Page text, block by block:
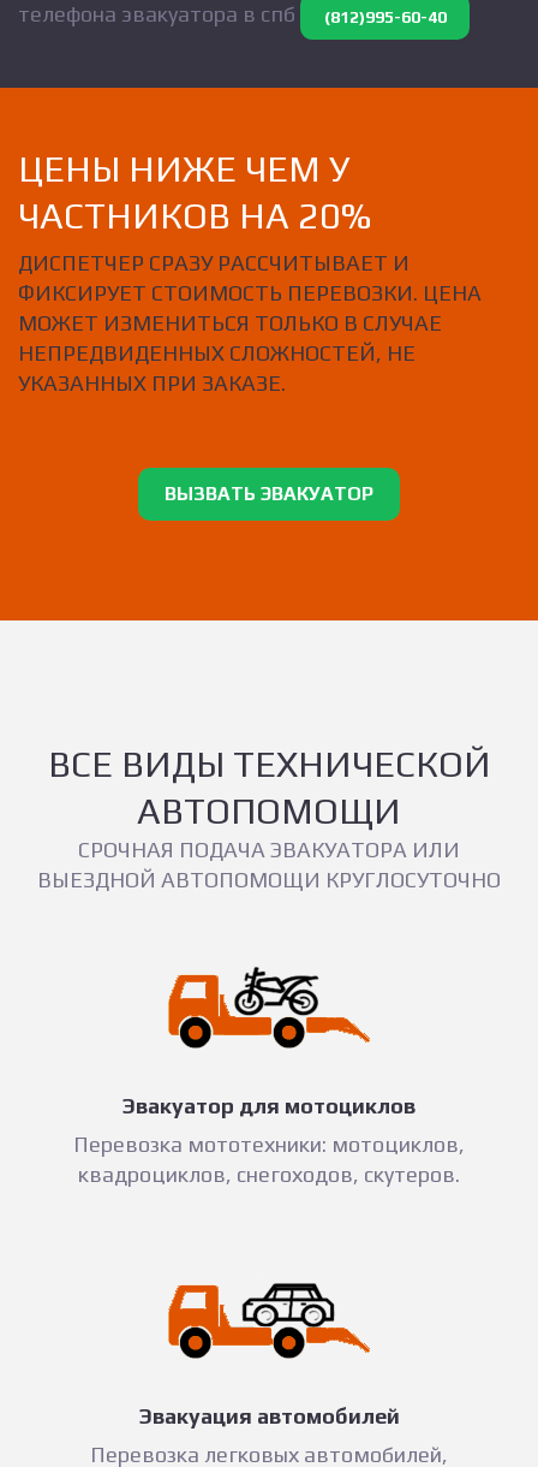
телефона эвакуатора в спб
(812)995-60-40
ЦЕНЫ НИЖЕ ЧЕМ У
ЧАСТНИКОВ НА 20%
ДИСПЕТЧЕР СРАЗУ РАССЧИТЫВАЕТ И
ФИКСИРУЕТ СТОИМОСТЬ ПЕРЕВОЗКИ. ЦЕНА
МОЖЕТ ИЗМЕНИТЬСЯ ТОЛЬКО В СЛУЧАЕ
НЕПРЕДВИДЕННЫХ СЛОЖНОСТЕЙ, НЕ
УКАЗАННЫХ ПРИ ЗАКАЗЕ.
ВЫЗВАТЬ ЭВАКУАТОР
ВСЕ ВИДЫ ТЕХНИЧЕСКОЙ
АВТОПОМОЩИ
СРОЧНАЯ ПОДАЧА ЭВАКУАТОРА ИЛИ
ВЫЕЗДНОЙ АВТОПОМОЩИ КРУГЛОСУТОЧНО
Эвакуатор для мотоциклов
Перевозка мототехники: мотоциклов,
квадроциклов, снегоходов, скутеров.
Эвакуация автомобилей
Перевозка легковых автомобилей,